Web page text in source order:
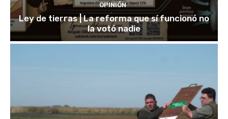
OPINIÓN
Ley de tierras | La reforma que sí funcionó no
la votó nadie